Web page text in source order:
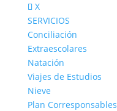
X
SERVICIOS
Conciliación
Extraescolares
Natación
Viajes de Estudios
Nieve
Plan Corresponsables